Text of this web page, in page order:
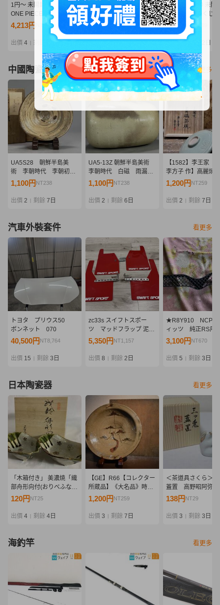
1円～ 未開封 メガハウス
ONE PIECE P.O.P たしぎ
POP DX 雨のシリュウ 海
軍本部大将 黄猿 ボルサリ
ーノ
4,213円 NT911
出價 4 剩餘 2日
メガハウス エクセレント
モデル P.O.P LIMITED
EDITION ボア・ハンコッ
ク Ver.WHITE ワンピース
ONE PIECE フィギュア
未開封 Y11519299
1,910円NT413
04wy17341〇 未開
ンピース 一番くじ
ュア 5箱 まとめ [悪
宿す者達 vol.3 B賞/
島エッグヘッド
1,800円NT389
中國陶瓷器 看更多
UA5S28 朝鮮半島美
術 李朝時代 李朝初
期 刷毛目茶碗 古茶
1,100円 NT238
出價 2 剩餘 7日
UA5-13Z 朝鮮半島美術
李朝時代 白磁 雨漏扁
壺 時代物 古物
1,100円 NT238
出價 2 剩餘 6日
【1582】李王家【
李方子 作】高麗焼
碗「感謝」蓋付 径
蓋付茶碗 茶道具 韓
1,200円 NT259
出價 2 剩餘 7日
汽車外裝套件 看更多
トヨタ プリウス50
ボンネット 070
40,500円 NT8,764
出價 15 剩餘 3日
zc33s スイフトスポー
ツ マッドフラップ 泥除
け
5,350円 NT1,157
出價 8 剩餘 2日
★R8Y910
ィッツ 純正RS用
ル NCP10
3,100円 NT670
出價 5 剩餘 3日
日本陶瓷器 看更多
「木箱付き」 美濃焼「織
部舟形向付(おりべふなが
たむこうずけ)」5個セッ
1円〜【152-21.NT】
120円 NT25
出價 4 剩餘 4日
【GE】R66【コレクター
所蔵品】《大名品》時代
絵唐津大皿/日本美術 唐津
品 古美術品 sd
1,200円 NT259
出價 3 剩餘 7日
＜茶道具さくら＞
蓋置 高野昭阿弥
料：全国一律９７
円」
138円 NT29
出價 3 剩餘 3日
海釣竿 看更多